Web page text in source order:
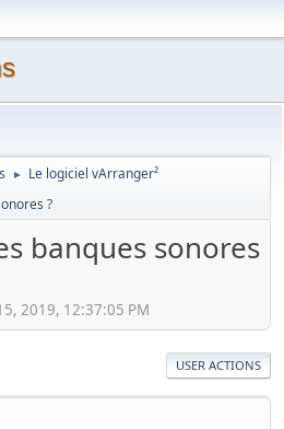
► Le logiciel vArranger²
?
banques sonores
2019, 12:37:05 PM
USER ACTIONS